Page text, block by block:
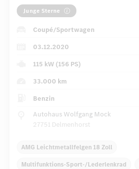
Junge Sterne
Coupé/Sportwagen
03.12.2020
115 kW (156 PS)
33.000 km
Benzin
Autohaus Wolfgang Mock
27751 Delmenhorst
AMG Leichtmetallfelgen 18 Zoll
Multifunktions-Sport-/Lederlenkrad